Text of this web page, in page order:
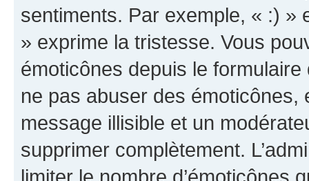
sentiments. Par exemple, « :) »
» exprime la tristesse. Vous
émoticônes depuis le
ne pas abuser des
message illisible et un
supprimer complètement.
limiter le nombre d’émoticônes